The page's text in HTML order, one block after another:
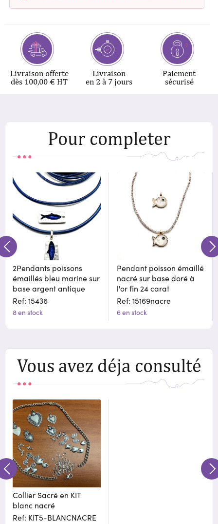
Livraison offerte
dès 100,00 € HT
Livraison
en 2 à 7 jours
Paiement
sécurisé
Pour completer
2Pendants poissons
émaillés bleu marine sur
base argent antique
Ref: 15436
8 en stock
Pendant poisson émaillé
nacré sur base doré à
l'or fin 24 carat
Ref: 15169nacre
6 en stock
Vous avez déja consulté
Collier Sacré en KIT
blanc nacré
Ref: KIT5-BLANCNACRE